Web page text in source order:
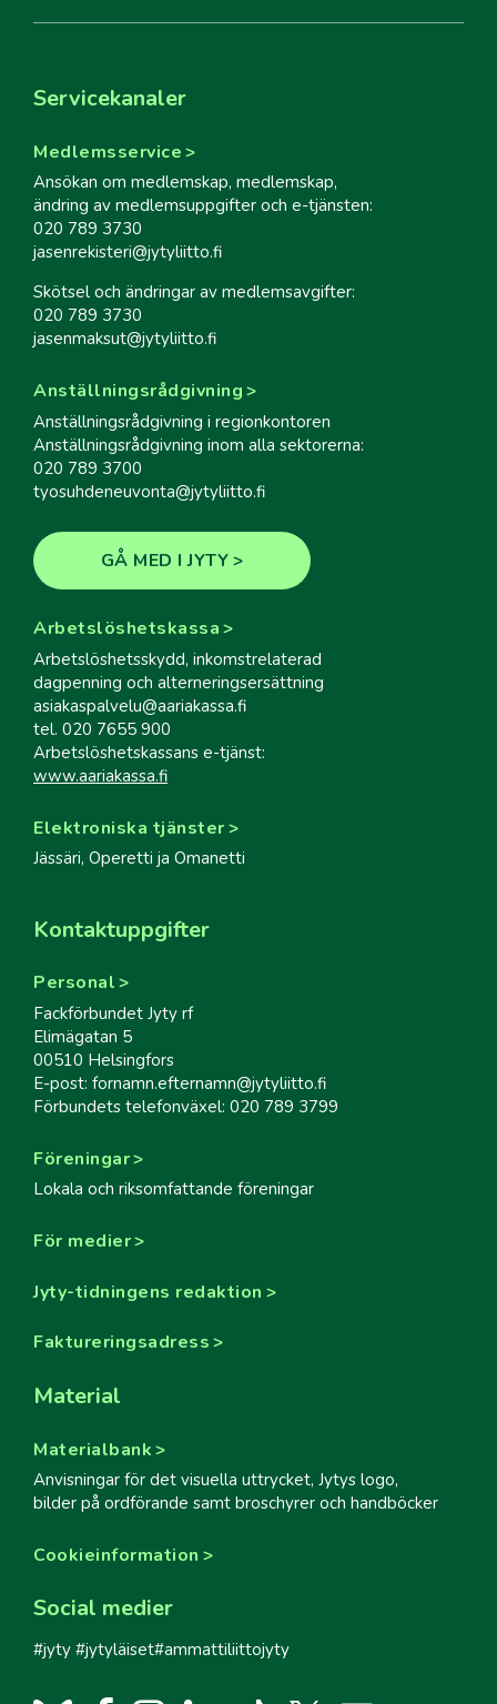
Servicekanaler
Medlemsservice
Ansökan om medlemskap, medlemskap,
ändring av medlemsuppgifter och e-tjänsten:
020 789 3730
jasenrekisteri@jytyliitto.fi
Skötsel och ändringar av medlemsavgifter:
020 789 3730
jasenmaksut@jytyliitto.fi
Anställningsrådgivning
Anställningsrådgivning i regionkontoren
Anställningsrådgivning inom alla sektorerna:
020 789 3700
tyosuhdeneuvonta@jytyliitto.fi
GÅ MED I JYTY
Arbetslöshetskassa
Arbetslöshetsskydd, inkomstrelaterad
dagpenning och alterneringsersättning
asiakaspalvelu@aariakassa.fi
tel. 020 7655 900
Arbetslöshetskassans e-tjänst:
www.aariakassa.fi
Elektroniska tjänster
Jässäri, Operetti ja Omanetti
Kontaktuppgifter
Personal
Fackförbundet Jyty rf
Elimägatan 5
00510 Helsingfors
E-post: fornamn.efternamn@jytyliitto.fi
Förbundets telefonväxel: 020 789 3799
Föreningar
Lokala och riksomfattande föreningar
För medier
Jyty-tidningens redaktion
Faktureringsadress
Material
Materialbank
Anvisningar för det visuella uttrycket, Jytys logo,
bilder på ordförande samt broschyrer och handböcker
Cookieinformation
Social medier
#jyty #jytyläiset#ammattiliittojyty